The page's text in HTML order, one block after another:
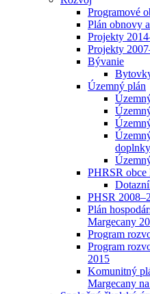
Programové
Plán obnovy
Projekty
Projekty
Bývanie
Územný plán
PHRSR obce
PHSR
Plán
Margecany
Program
Program
2015
Komunitný
Margecany